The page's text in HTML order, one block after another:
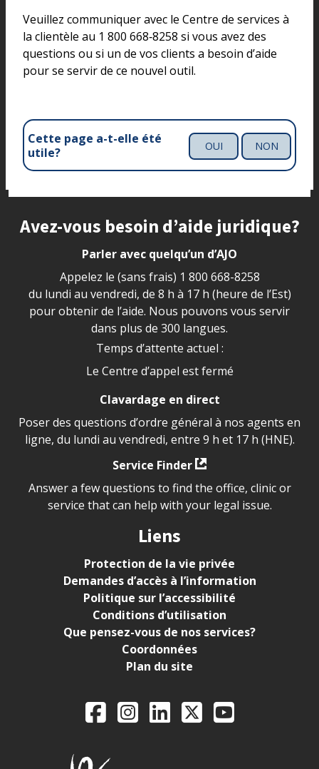
Veuillez communiquer avec le Centre de services à
la clientèle au 1 800 668‑8258 si vous avez des
questions ou si un de vos clients a besoin d’aide
pour se servir de ce nouvel outil.
Cette page a-t-elle été
utile?
OUI NON
Site footer
Avez-vous besoin d’aide juridique?
Parler avec quelqu’un d’AJO
Appelez le (sans frais) 1 800 668-8258
du lundi au vendredi, de 8 h à 17 h (heure de l’Est)
pour obtenir de l’aide. Nous pouvons vous servir
dans plus de 300 langues.
Temps d’attente actuel :
Le Centre d’appel est fermé
Clavardage en direct
Poser des questions d’ordre général à nos agents en
ligne, du lundi au vendredi, entre 9 h et 17 h (HNE).
Service Finder
Answer a few questions to find the office, clinic or
service that can help with your legal issue.
Liens
Protection de la vie privée
Demandes d’accès à l’information
Politique sur l’accessibilité
Conditions d’utilisation
Que pensez-vous de nos services?
Coordonnées
Plan du site
Legal Aid Ontario
FacebookInstagram
LinkedIn
X YouTube